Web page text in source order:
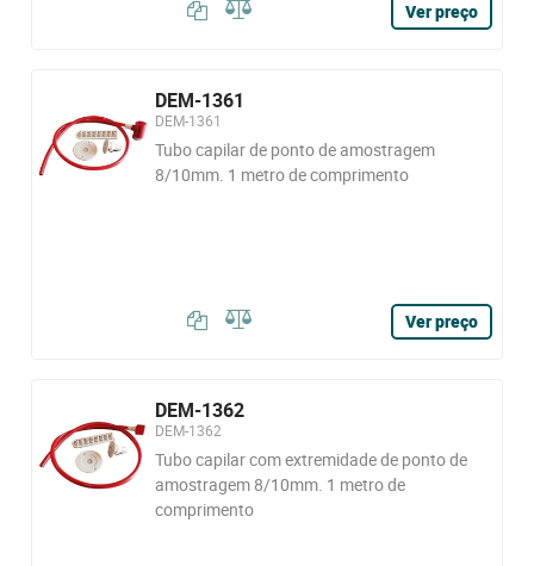
Ver preço
DEM-1361
DEM-1361
Tubo capilar de ponto de amostragem
8/10mm. 1 metro de comprimento
Ver preço
DEM-1362
DEM-1362
Tubo capilar com extremidade de ponto de
amostragem 8/10mm. 1 metro de
comprimento